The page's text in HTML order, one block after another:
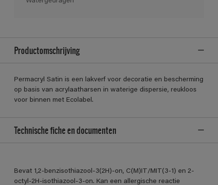
Productomschrijving
Permacryl Satin is een lakverf voor decoratie en bescherming
op basis van acrylaatharsen in waterige dispersie, reukloos
voor binnen met Ecolabel.
Technische fiche en documenten
Bevat 1,2-benzisothiazool-3(2H)-on, C(M)IT/MIT(3-1) en 2-
octyl-2H-isothiazool-3-on. Kan een allergische reactie